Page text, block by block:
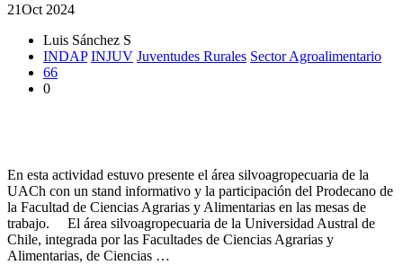
21Oct 2024
Luis Sánchez S
INDAP INJUV Juventudes Rurales Sector Agroalimentario
66
0
En esta actividad estuvo presente el área silvoagropecuaria de la
UACh con un stand informativo y la participación del Prodecano de
la Facultad de Ciencias Agrarias y Alimentarias en las mesas de
trabajo. El área silvoagropecuaria de la Universidad Austral de
Chile, integrada por las Facultades de Ciencias Agrarias y
Alimentarias, de Ciencias …